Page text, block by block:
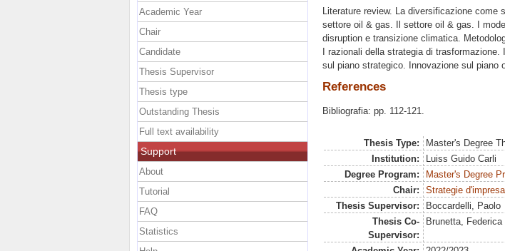
Literature review. La diversificazione
settore oil & gas. Il settore oil & gas. I
disruption e transizione climatica.
I razionali della strategia di
sul piano strategico. Innovazione sul piano
References
Bibliografia: pp. 112-121.
Thesis Type:
Master's Degree
Institution:
Luiss Guido Carli
Degree Program:
Master's Degree
Chair:
Strategie d'impresa
Thesis Supervisor:
Boccardelli, Paolo
Thesis Co-
Supervisor:
Brunetta, Federica
Academic Year
Chair
Candidate
Thesis Supervisor
Thesis type
Outstanding Thesis
Full text availability
Support
About
Tutorial
FAQ
Statistics